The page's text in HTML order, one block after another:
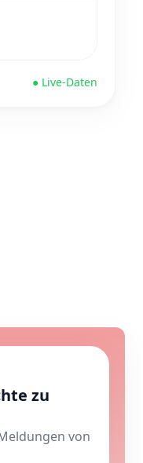
● Live-Daten
zu
von